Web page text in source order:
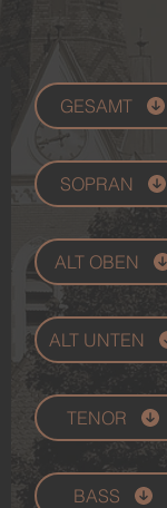
GESAMT
SOPRAN
ALT OBEN
ALT UNTEN
TENOR
BASS